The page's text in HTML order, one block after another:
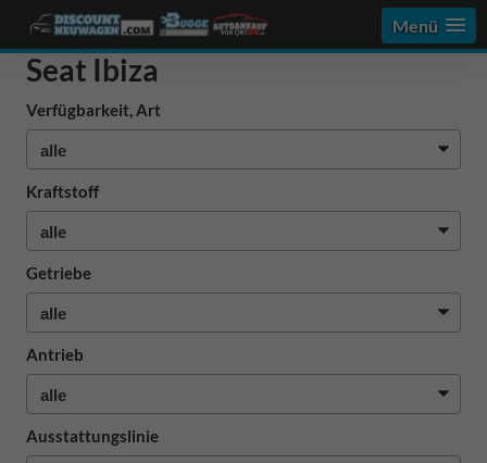
Menü
Seat Ibiza
Verfügbarkeit, Art
Kraftstoff
Getriebe
Antrieb
Ausstattungslinie